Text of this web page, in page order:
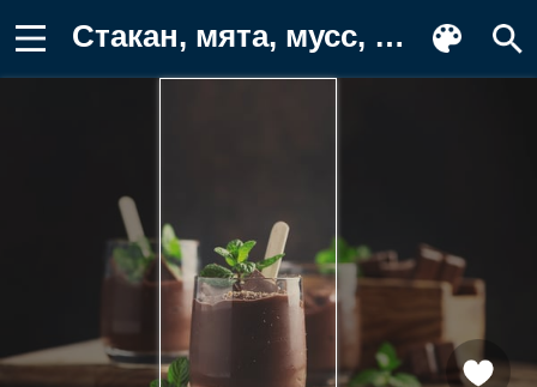
Стакан, мята, мусс, Oxana Denezhkina Заставка на телефон